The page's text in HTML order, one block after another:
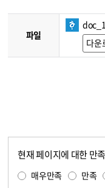
파일
다운
현재 페이지에 대한 만
매우만족 만족